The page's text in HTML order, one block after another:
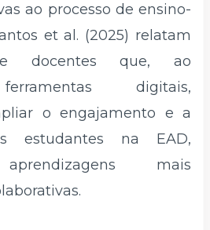
ao processo de ensino-
et al. (2025) relatam
docentes que, ao
digitais,
o engajamento e a
estudantes na EAD,
mais